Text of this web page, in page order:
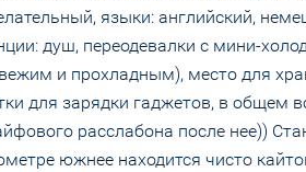
языки: английский,
душ, переодевалки с мини-
и прохладным), место для
для зарядки гаджетов, в общем
расслабона после нее))
южнее находится чисто